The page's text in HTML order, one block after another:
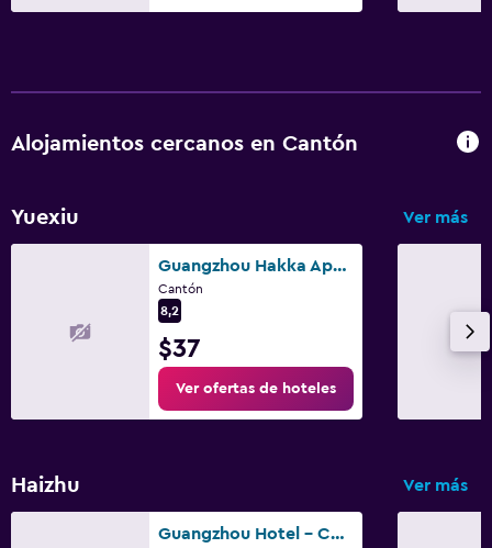
Alojamientos cercanos en Cantón
Yuexiu Ver más
Guangzhou Hakka Apartment Beijing Road
Cantón
8,2
$37
Ver ofertas de hoteles
Haizhu Ver más
Guangzhou Hotel - Canton Fair Free Shuttle Bus